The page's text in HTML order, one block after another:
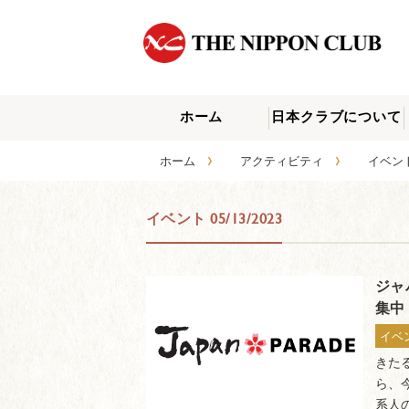
ホーム 日本クラブについて
ホーム › アクティビティ › イベ
イベント 05/13/2023
ジ
集中
イベ
きた
ら、
系人